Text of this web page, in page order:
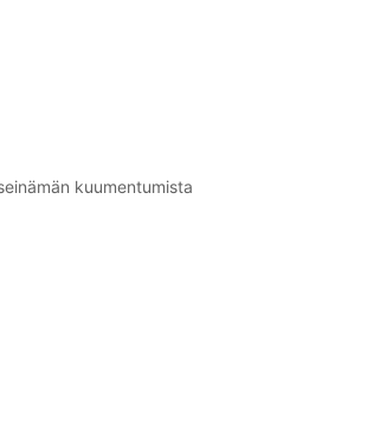
kuumentumista